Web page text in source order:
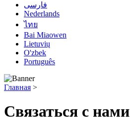
فارسی
Nederlands
ไทย
Bai Miaowen
Lietuvių
O'zbek
Português
Главная >
Связаться с нами